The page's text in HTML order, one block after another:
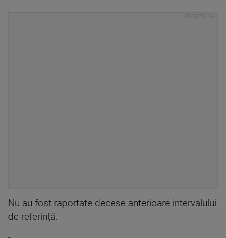
Nu au fost raportate decese anterioare intervalului
de referință.